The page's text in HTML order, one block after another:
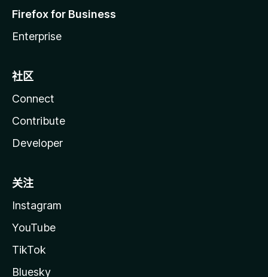
Firefox for Business
Enterprise
社区
Connect
Contribute
Developer
关注
Instagram
YouTube
TikTok
Bluesky